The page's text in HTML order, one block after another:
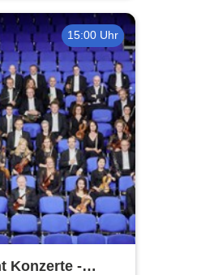
15:00 Uhr
Konzerte -